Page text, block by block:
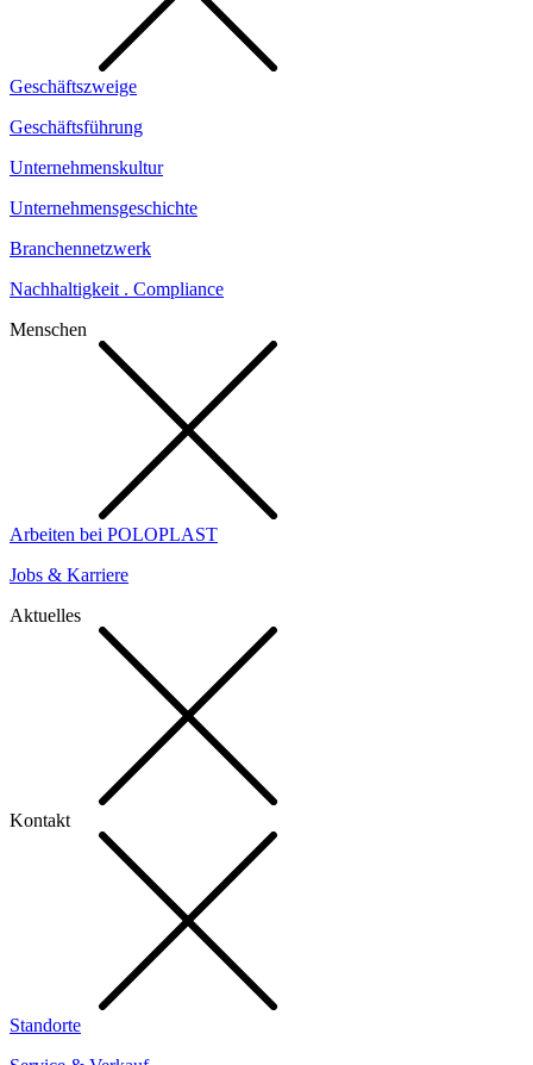
Geschäftszweige
Geschäftsführung
Unternehmenskultur
Unternehmensgeschichte
Branchennetzwerk
Nachhaltigkeit . Compliance
Menschen
Arbeiten bei POLOPLAST
Jobs & Karriere
Aktuelles
Kontakt
Standorte